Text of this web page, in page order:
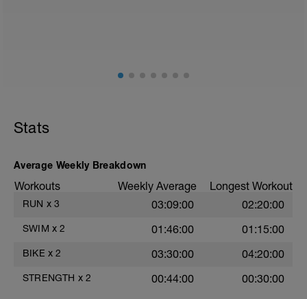
Stats
Average Weekly Breakdown
Workouts Weekly Average Longest Workout
RUN x 3 03:09:00 02:20:00
SWIM x 2 01:46:00 01:15:00
BIKE x 2 03:30:00 04:20:00
STRENGTH x 2 00:44:00 00:30:00